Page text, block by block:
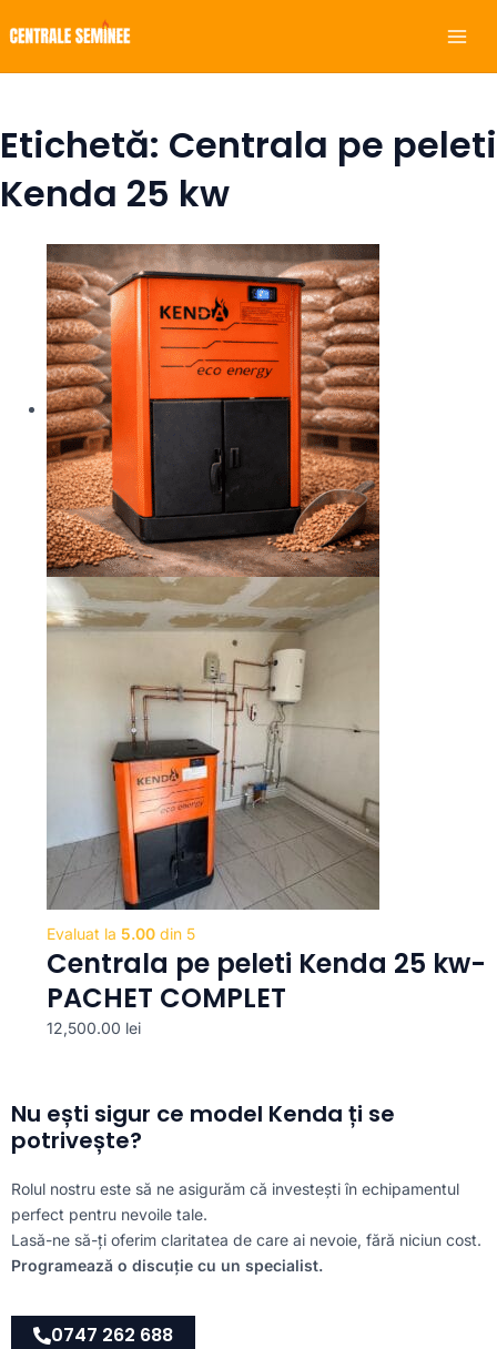
to
Etichetă: Centrala pe peleti
Kenda 25 kw
Evaluat la 5.00 din 5
Centrala pe peleti Kenda 25 kw-
PACHET COMPLET
12,500.00 lei
Nu ești sigur ce model Kenda ți se
potrivește?
Rolul nostru este să ne asigurăm că investești în echipamentul
perfect pentru nevoile tale.
Lasă-ne să-ți oferim claritatea de care ai nevoie, fără niciun cost.
Programează o discuție cu un specialist.
0747 262 688